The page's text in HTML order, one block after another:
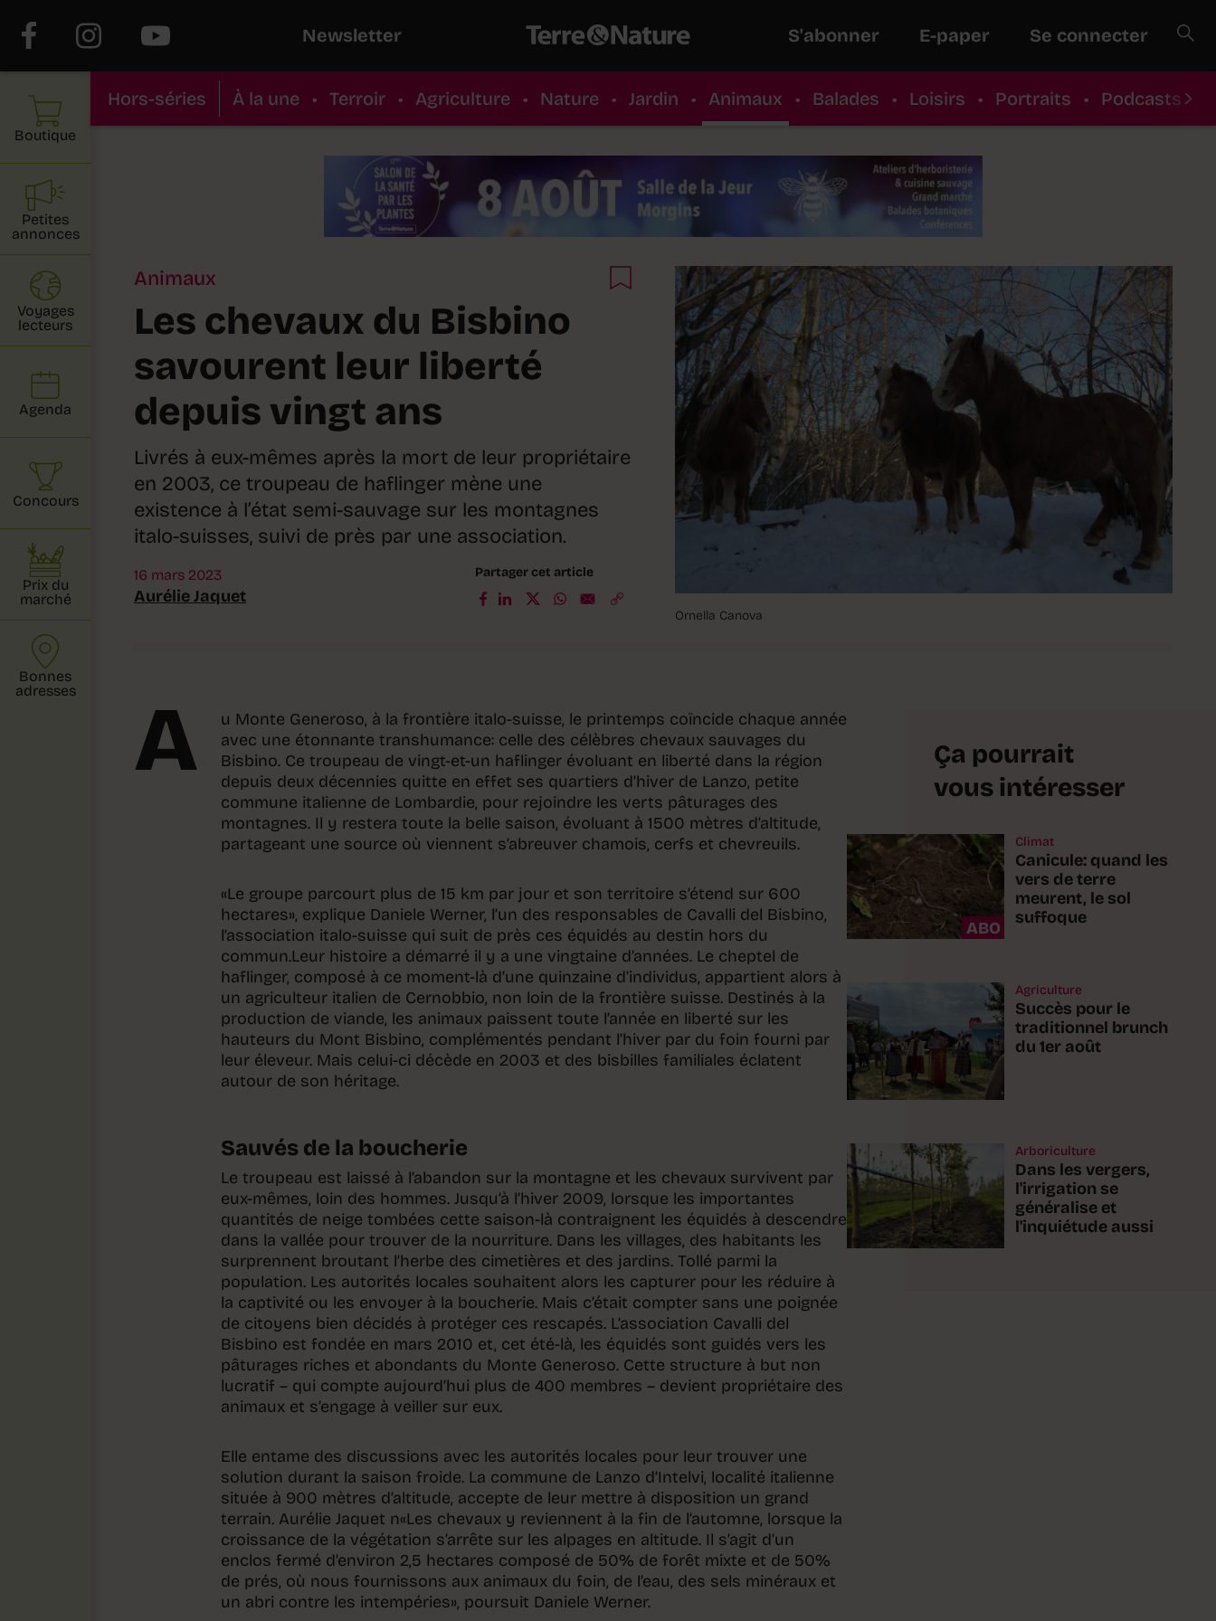
Newsletter S'abonner E-paper Se connecter
Hors-séries À la une • Terroir • Agriculture • Nature • Jardin • Animaux • Balades • Loisirs • Portraits • Podcasts
Animaux
Les chevaux du Bisbino
savourent leur liberté
depuis vingt ans
Livrés à eux-mêmes après la mort de leur propriétaire
en 2003, ce troupeau de haflinger mène une
existence à l’état semi-sauvage sur les montagnes
italo-suisses, suivi de près par une association.
16 mars 2023
Aurélie Jaquet
Partager cet article
Ornella Canova
A
u Monte Generoso, à la frontière italo-suisse, le printemps coïncide chaque année
avec une étonnante transhumance: celle des célèbres chevaux sauvages du
Bisbino. Ce troupeau de vingt-et-un haflinger évoluant en liberté dans la région
depuis deux décennies quitte en effet ses quartiers d’hiver de Lanzo, petite
commune italienne de Lombardie, pour rejoindre les verts pâturages des
montagnes. Il y restera toute la belle saison, évoluant à 1500 mètres d’altitude,
partageant une source où viennent s’abreuver chamois, cerfs et chevreuils.
«Le groupe parcourt plus de 15 km par jour et son territoire s’étend sur 600
hectares», explique Daniele Werner, l’un des responsables de Cavalli del Bisbino,
l’association italo-suisse qui suit de près ces équidés au destin hors du
commun.Leur histoire a démarré il y a une vingtaine d’années. Le cheptel de
haflinger, composé à ce moment-là d’une quinzaine d’individus, appartient alors à
un agriculteur italien de Cernobbio, non loin de la frontière suisse. Destinés à la
production de viande, les animaux paissent toute l’année en liberté sur les
hauteurs du Mont Bisbino, complémentés pendant l’hiver par du foin fourni par
leur éleveur. Mais celui-ci décède en 2003 et des bisbilles familiales éclatent
autour de son héritage.
Sauvés de la boucherie
Le troupeau est laissé à l’abandon sur la montagne et les chevaux survivent par
eux-mêmes, loin des hommes. Jusqu’à l’hiver 2009, lorsque les importantes
quantités de neige tombées cette saison-là contraignent les équidés à descendre
dans la vallée pour trouver de la nourriture. Dans les villages, des habitants les
surprennent broutant l’herbe des cimetières et des jardins. Tollé parmi la
population. Les autorités locales souhaitent alors les capturer pour les réduire à
la captivité ou les envoyer à la boucherie. Mais c’était compter sans une poignée
de citoyens bien décidés à protéger ces rescapés. L’association Cavalli del
Bisbino est fondée en mars 2010 et, cet été-là, les équidés sont guidés vers les
pâturages riches et abondants du Monte Generoso. Cette structure à but non
lucratif – qui compte aujourd’hui plus de 400 membres – devient propriétaire des
animaux et s’engage à veiller sur eux.
Elle entame des discussions avec les autorités locales pour leur trouver une
solution durant la saison froide. La commune de Lanzo d’Intelvi, localité italienne
située à 900 mètres d’altitude, accepte de leur mettre à disposition un grand
terrain. Aurélie Jaquet n«Les chevaux y reviennent à la fin de l’automne, lorsque la
croissance de la végétation s’arrête sur les alpages en altitude. Il s’agit d’un
enclos fermé d’environ 2,5 hectares composé de 50% de forêt mixte et de 50%
de prés, où nous fournissons aux animaux du foin, de l’eau, des sels minéraux et
un abri contre les intempéries», poursuit Daniele Werner.
Ça pourrait
vous intéresser
ABO
Climat
Canicule: quand les
vers de terre
meurent, le sol
suffoque
Agriculture
Succès pour le
traditionnel brunch
du 1er août
Arboriculture
Dans les vergers,
l'irrigation se
généralise et
l'inquiétude aussi
Boutique
Petites
annonces
Voyages
lecteurs
Agenda
Concours
Prix du
marché
Bonnes
adresses